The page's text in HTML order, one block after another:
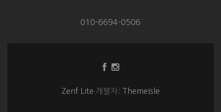
010-6694-0506
Facebook
크
Instagram
크
Zerif Lite 개발자: ThemeIsle